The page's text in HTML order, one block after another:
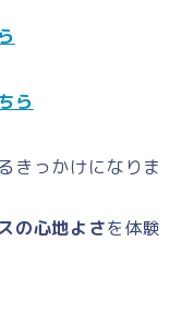
ら
きっかけになりま
の心地よさを体験